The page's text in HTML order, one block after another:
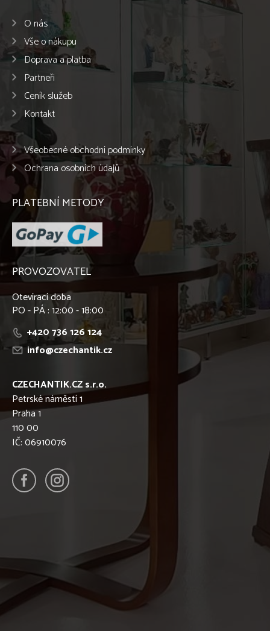
O nás
Vše o nákupu
Doprava a platba
Partneři
Ceník služeb
Kontakt
Všeobecné obchodní podmínky
Ochrana osobních údajů
PLATEBNÍ METODY
PROVOZOVATEL
Otevírací doba
PO - PÁ : 12:00 - 18:00
+420 736 126 124
info@czechantik.cz
CZECHANTIK.CZ s.r.o.
Petrské náměstí 1
Praha 1
110 00
IČ: 06910076